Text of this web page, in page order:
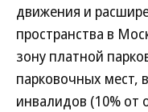
движения и
пространства в
зону платной
парковочных мест,
инвалидов (10% от